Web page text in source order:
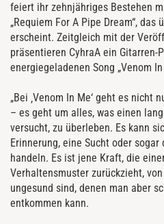
feiert ihr zehnjähriges Bestehen
„Requiem For A Pipe Dream“,
erscheint. Zeitgleich mit der
präsentieren CyhraA ein Gitarren-
energiegeladenen Song „Venom In
„Bei ‚Venom In Me‘ geht es nicht
– es geht um alles, was einen
versucht, zu überleben. Es kann
Erinnerung, eine Sucht oder
handeln. Es ist jene Kraft, die
Verhaltensmuster zurückzieht,
ungesund sind, denen man aber
entkommen kann.